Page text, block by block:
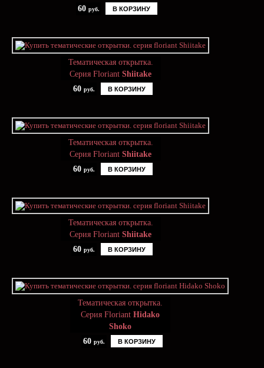
60 руб. В КОРЗИНУ
Тематическая открытка.
Серия Floriant Shiitake
60 руб. В КОРЗИНУ
Тематическая открытка.
Серия Floriant Shiitake
60 руб. В КОРЗИНУ
Тематическая открытка.
Серия Floriant Shiitake
60 руб. В КОРЗИНУ
Тематическая открытка.
Серия Floriant Hidako
Shoko
60 руб. В КОРЗИНУ